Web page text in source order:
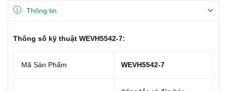
Thông tin
Thông số kỹ thuật WEVH5542-7:
Mã Sản Phẩm WEVH5542-7